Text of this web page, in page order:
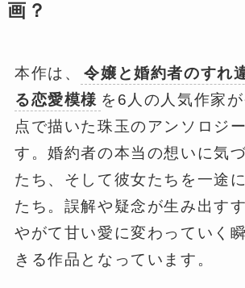
画？
本作は、
令嬢と婚約者のすれ
る恋愛模様 を6人の人気作家
点で描いた珠玉のアンソロジ
す。婚約者の本当の想いに気
たち、そして彼女たちを一途
たち。誤解や疑念が生み出す
やがて甘い愛に変わっていく
きる作品となっています。